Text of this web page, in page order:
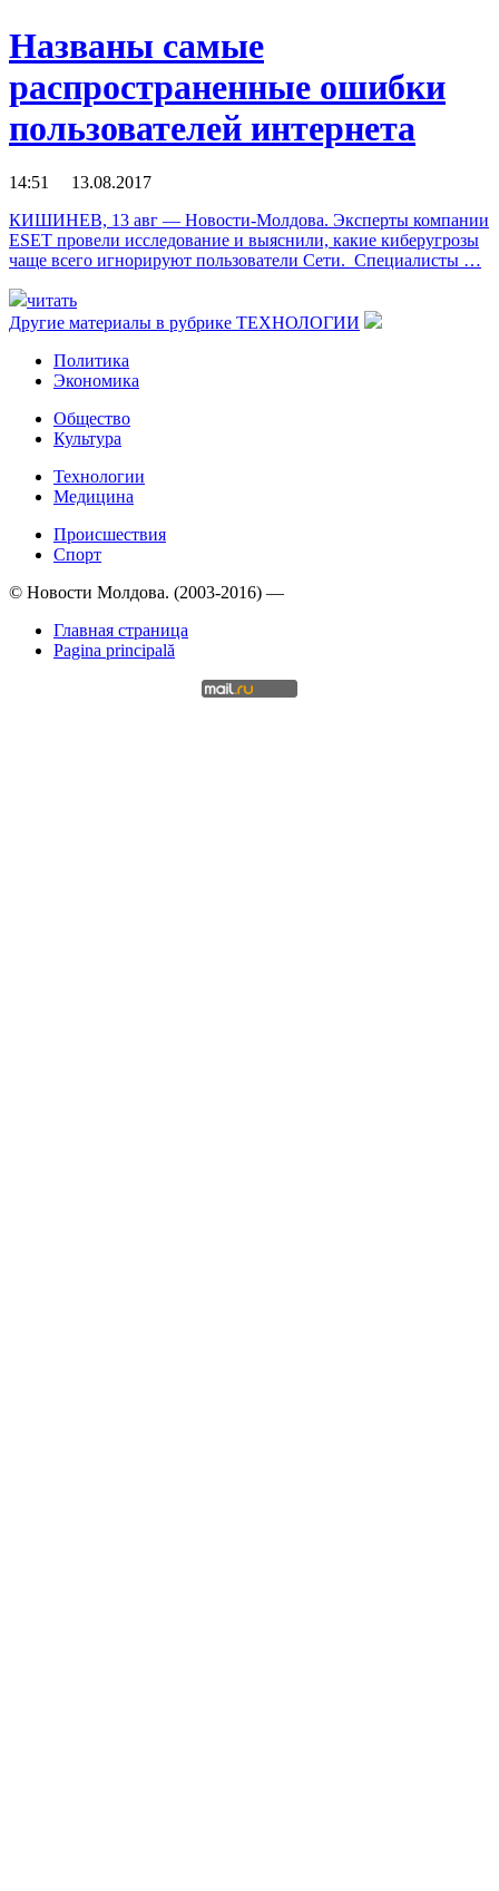
Названы самые
распространенные ошибки
пользователей интернета
14:51 13.08.2017
КИШИНЕВ, 13 авг — Новости-Молдова. Эксперты компании
ESET провели исследование и выяснили, какие киберугрозы
чаще всего игнорируют пользователи Сети. Специалисты …
читать
Другие материалы в рубрике ТЕХНОЛОГИИ
Политика
Экономика
Общество
Культура
Технологии
Медицина
Происшествия
Спорт
© Новости Молдова. (2003-2016) —
Главная страница
Pagina principală